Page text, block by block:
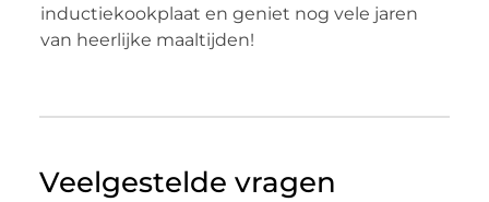
inductiekookplaat en geniet nog vele jaren
van heerlijke maaltijden!
Veelgestelde vragen